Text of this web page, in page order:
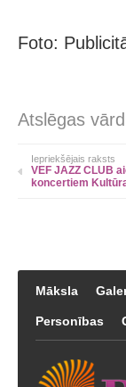
Foto:
Atslēgas
Iepriekšējais raksts
VEF JAZZ CLUB
koncertiem
Māksla
Personības